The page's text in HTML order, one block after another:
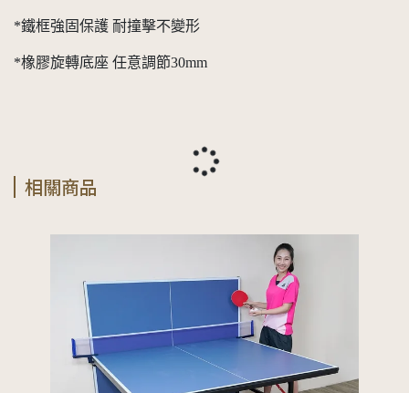
*鐵框強固保護 耐撞擊不變形
*橡膠旋轉底座 任意調節30mm
相關商品